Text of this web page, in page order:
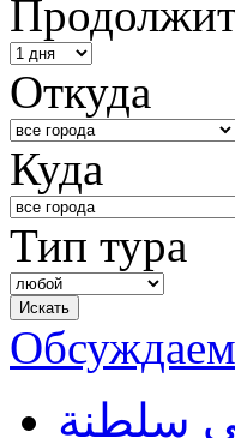
Откуда
Куда
Тип тура
سلطنة